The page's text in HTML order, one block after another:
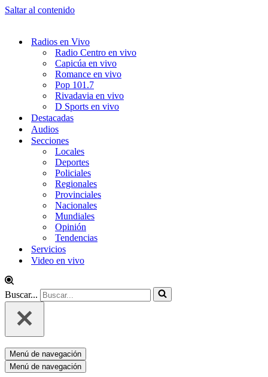
Saltar al contenido
Radios en Vivo
Radio Centro en vivo
Capicúa en vivo
Romance en vivo
Pop 101.7
Rivadavia en vivo
D Sports en vivo
Destacadas
Audios
Secciones
Locales
Deportes
Policiales
Regionales
Provinciales
Nacionales
Mundiales
Opinión
Tendencias
Servicios
Video en vivo
Buscar...
Menú de navegación
Menú de navegación